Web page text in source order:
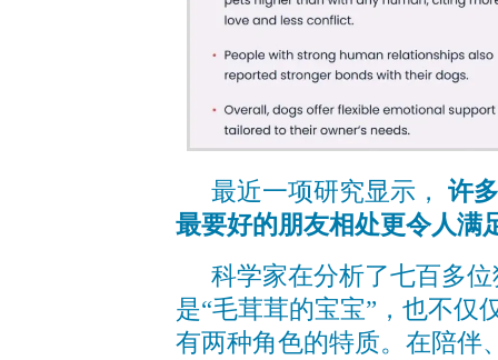
最近一项研究显示，
许
最要好的朋友相处更令人满
科学家在分析了七百多
是“毛茸茸的宝宝”，也不
有两种角色的特质。在陪伴